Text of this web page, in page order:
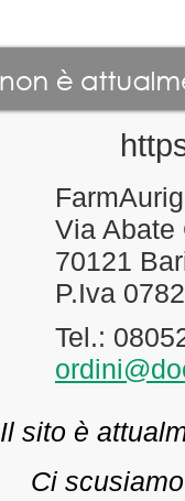
Via Abate
70121
P.Iva
Tel.:
Il sito è
Ci